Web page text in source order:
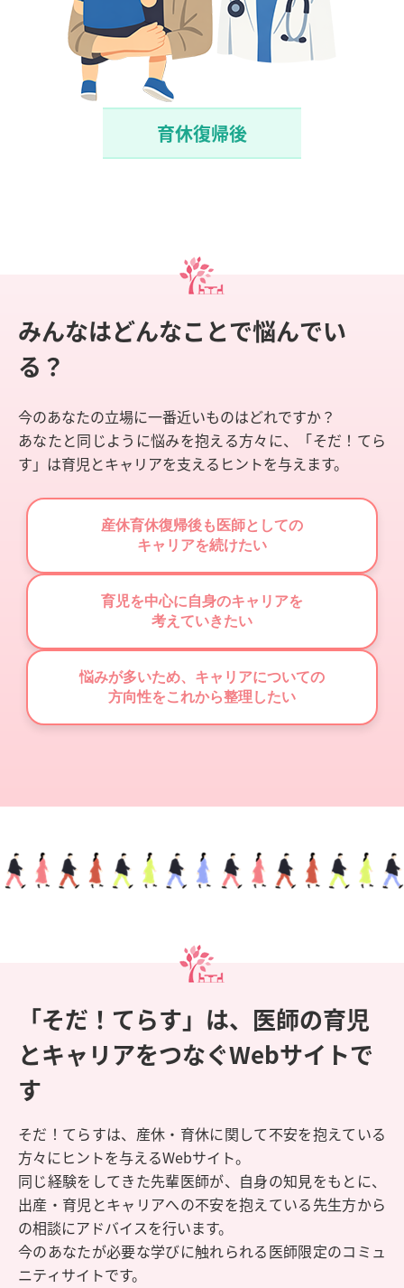
育休復帰後
みんなはどんなことで悩んでい
る？
今のあなたの立場に一番近いものはどれですか？
あなたと同じように悩みを抱える方々に、「そだ！てら
す」は育児とキャリアを支えるヒントを与えます。
産休育休復帰後も医師としての
キャリアを続けたい
育児を中心に自身のキャリアを
考えていきたい
悩みが多いため、キャリアについての
方向性をこれから整理したい
「そだ！てらす」は、医師の育児
とキャリアをつなぐWebサイトで
す
そだ！てらすは、産休・育休に関して不安を抱えている
方々にヒントを与えるWebサイト。
同じ経験をしてきた先輩医師が、自身の知見をもとに、
出産・育児とキャリアへの不安を抱えている先生方から
の相談にアドバイスを行います。
今のあなたが必要な学びに触れられる医師限定のコミュ
ニティサイトです。